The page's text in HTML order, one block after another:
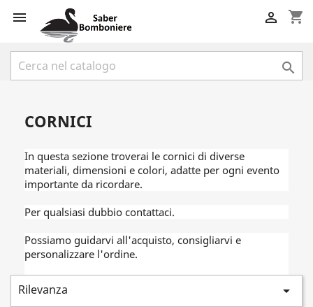
 shopping_cart


CORNICI
In questa sezione troverai le cornici di diverse
materiali, dimensioni e colori, adatte per ogni evento
importante da ricordare.
Per qualsiasi dubbio contattaci.
Possiamo guidarvi all'acquisto, consigliarvi e
personalizzare l'ordine.
Rilevanza 